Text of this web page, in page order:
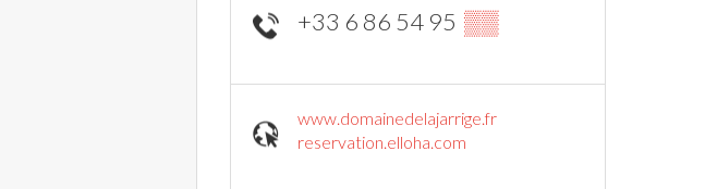
+33 6 86 54 95 ▒▒
www.domainedelajarrige.fr
reservation.elloha.com